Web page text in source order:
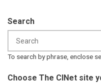
Search
To search by phrase, enclose
Choose The CINet site